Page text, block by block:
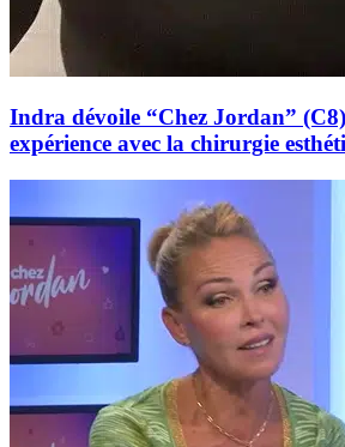
Indra dévoile “Chez Jordan”
expérience avec la chirurgie